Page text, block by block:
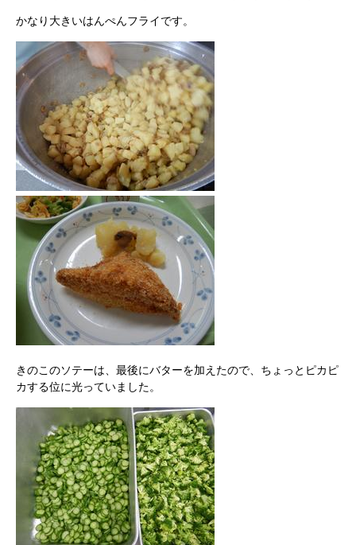
かなり大きいはんぺんフライです。
きのこのソテーは、最後にバターを加えたので、ちょっとピカピ
カする位に光っていました。